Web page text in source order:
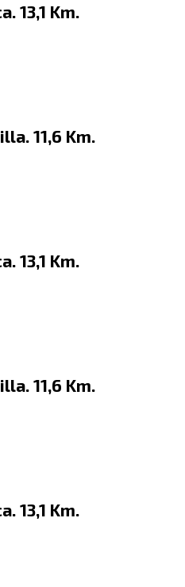
13,1 Km.
. 11,6 Km.
13,1 Km.
11,6 Km.
13,1 Km.